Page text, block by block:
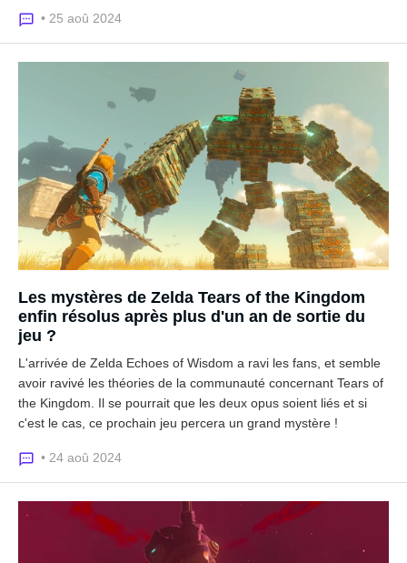
• 25 aoû 2024
Les mystères de Zelda Tears of the Kingdom
enfin résolus après plus d'un an de sortie du
jeu ?
L'arrivée de Zelda Echoes of Wisdom a ravi les fans, et semble
avoir ravivé les théories de la communauté concernant Tears of
the Kingdom. Il se pourrait que les deux opus soient liés et si
c'est le cas, ce prochain jeu percera un grand mystère !
• 24 aoû 2024